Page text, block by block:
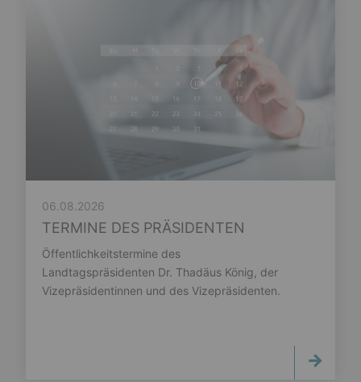
06.08.2026
TERMINE DES PRÄSIDENTEN
Öffentlichkeitstermine des
Landtagspräsidenten Dr. Thadäus König, der
Vizepräsidentinnen und des Vizepräsidenten.